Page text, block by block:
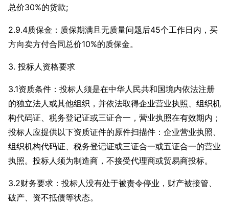
总价30%的货款;
2.9.4质保金：质保期满且无质量问题后45个工作日内，买
方向卖方付合同总价10%的质保金。
3. 投标人资格要求
3.1资质条件 ：投标人须是在中华人民共和国境内依法注册
的独立法人或其他组织，并依法取得企业营业执照、组织机
构代码证、税务登记证或三证合一，营业执照在有效期内；
投标人应提供以下资质证件的原件扫描件：企业营业执照、
组织机构代码证、税务登记证或三证合一或五证合一的营业
执照。 投标人须为制造商，不接受代理商或贸易商投标。
3.2财务要求 ：投标人没有处于被责令停业，财产被接管、
破产、资不抵债等状态。